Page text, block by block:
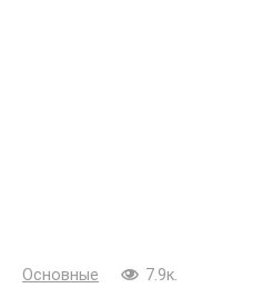
Основные 7.9к.